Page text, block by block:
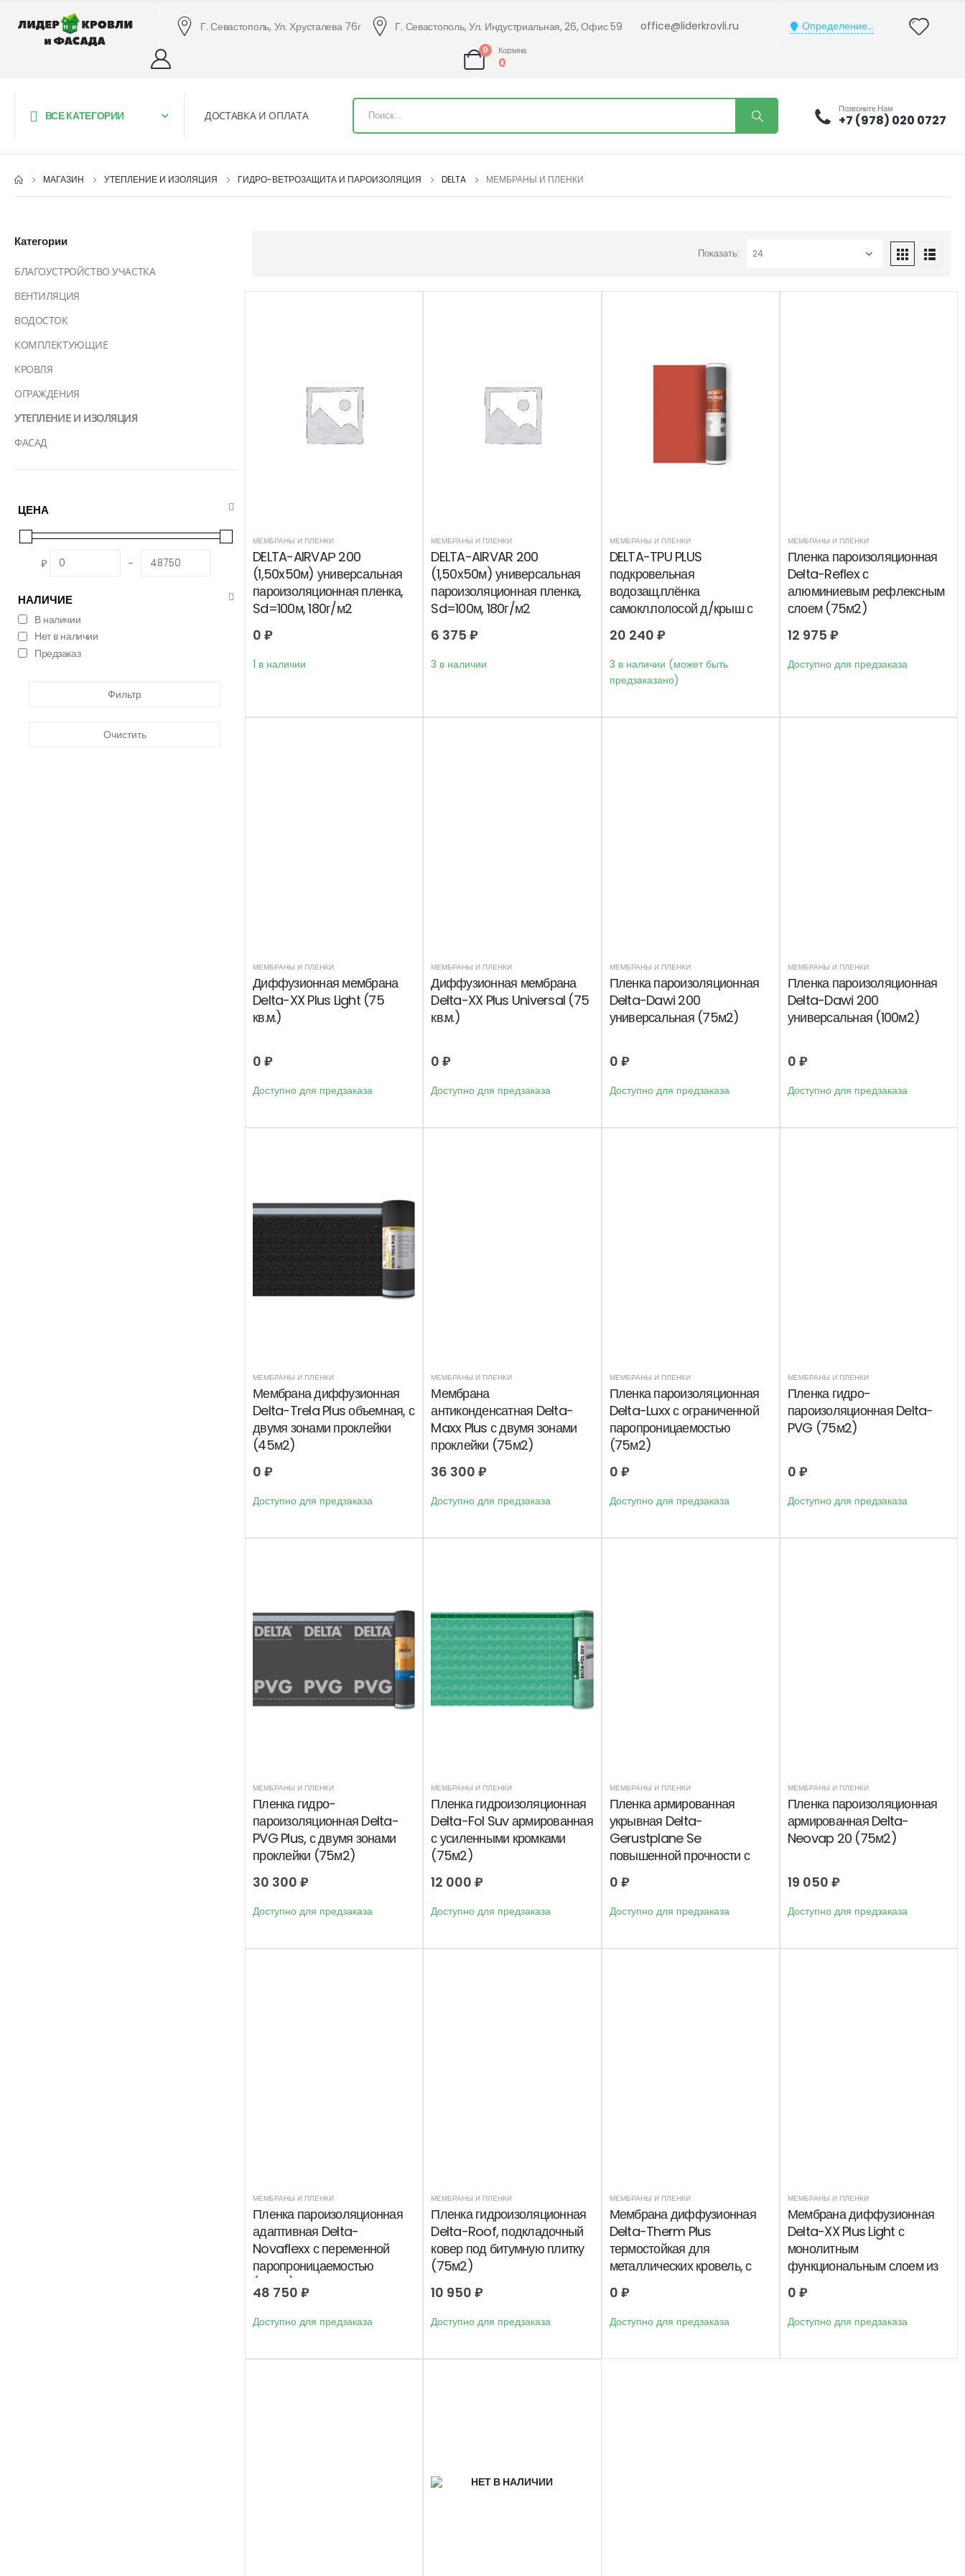
Г. Севастополь, Ул. Хрусталева 76г Г. Севастополь, Ул. Индустриальная, 26, Офис 59 office@liderkrovli.ru Определение...
0 Корзина
0
ВСЕ КАТЕГОРИИ ДОСТАВКА И ОПЛАТА
Позвоните Нам
+7 (978) 020 0727
МАГАЗИН УТЕПЛЕНИЕ И ИЗОЛЯЦИЯ ГИДРО-ВЕТРОЗАЩИТА И ПАРОИЗОЛЯЦИЯ DELTA МЕМБРАНЫ И ПЛЕНКИ
Показать:
МЕМБРАНЫ И ПЛЕНКИ
DELTA-AIRVAР 200
(1,50x50м) универсальная
пароизоляционная пленка,
Sd=100м, 180г/м2
0 ₽
1 в наличии
МЕМБРАНЫ И ПЛЕНКИ
DELTA-AIRVAR 200
(1,50x50м) универсальная
пароизоляционная пленка,
Sd=100м, 180г/м2
6 375₽
3 в наличии
МЕМБРАНЫ И ПЛЕНКИ
DELTA-TPU PLUS
подкровельная
водозащ.плёнка
самокл.полосой д/крыш с
однослойной вент.без
спл.настила
20 240 ₽
3 в наличии (может быть
предзаказано)
МЕМБРАНЫ И ПЛЕНКИ
Пленка пароизоляционная
Delta-Reflex с
алюминиевым рефлексным
слоем (75м2)
12 975 ₽
Доступно для предзаказа
МЕМБРАНЫ И ПЛЕНКИ
Диффузионная мембрана
Delta-XX Plus Light (75
кв.м.)
0 ₽
Доступно для предзаказа
МЕМБРАНЫ И ПЛЕНКИ
Диффузионная мембрана
Delta-XX Plus Universal (75
кв.м.)
0₽
Доступно для предзаказа
МЕМБРАНЫ И ПЛЕНКИ
Пленка пароизоляционная
Delta-Dawi 200
универсальная (75м2)
0 ₽
Доступно для предзаказа
МЕМБРАНЫ И ПЛЕНКИ
Пленка пароизоляционная
Delta-Dawi 200
универсальная (100м2)
0 ₽
Доступно для предзаказа
МЕМБРАНЫ И ПЛЕНКИ
Мембрана диффузионная
Delta-Trela Plus объемная, с
двумя зонами проклейки
(45м2)
0 ₽
Доступно для предзаказа
МЕМБРАНЫ И ПЛЕНКИ
Мембрана
антиконденсатная Delta-
Maxx Plus с двумя зонами
проклейки (75м2)
36 300₽
Доступно для предзаказа
МЕМБРАНЫ И ПЛЕНКИ
Пленка пароизоляционная
Delta-Luxx с ограниченной
паропроницаемостью
(75м2)
0 ₽
Доступно для предзаказа
МЕМБРАНЫ И ПЛЕНКИ
Пленка гидро-
пароизоляционная Delta-
PVG (75м2)
0 ₽
Доступно для предзаказа
МЕМБРАНЫ И ПЛЕНКИ
Пленка гидро-
пароизоляционная Delta-
PVG Plus, с двумя зонами
проклейки (75м2)
30 300 ₽
Доступно для предзаказа
МЕМБРАНЫ И ПЛЕНКИ
Пленка гидроизоляционная
Delta-Fol Suv армированная
с усиленными кромками
(75м2)
12 000₽
Доступно для предзаказа
МЕМБРАНЫ И ПЛЕНКИ
Пленка армированная
укрывная Delta-
Gerustplane Se
повышенной прочности с
усиленными кромками
(65м2)
0 ₽
Доступно для предзаказа
МЕМБРАНЫ И ПЛЕНКИ
Пленка пароизоляционная
армированная Delta-
Neovap 20 (75м2)
19 050 ₽
Доступно для предзаказа
МЕМБРАНЫ И ПЛЕНКИ
Пленка пароизоляционная
адаптивная Delta-
Novaflexx с переменной
паропроницаемостью
(75м2)
48 750 ₽
Доступно для предзаказа
МЕМБРАНЫ И ПЛЕНКИ
Пленка гидроизоляционная
Delta-Roof, подкладочный
ковер под битумную плитку
(75м2)
10 950₽
Доступно для предзаказа
МЕМБРАНЫ И ПЛЕНКИ
Мембрана диффузионная
Delta-Therm Plus
термостойкая для
металлических кровель, с
двумя зонами прокле
0 ₽
Доступно для предзаказа
МЕМБРАНЫ И ПЛЕНКИ
Мембрана диффузионная
Delta-XX Plus Light с
монолитным
функциональным слоем из
TPU и двумя зонами пр
0 ₽
Доступно для предзаказа
НЕТ В НАЛИЧИИ
Категории
БЛАГОУСТРОЙСТВО УЧАСТКА
ВЕНТИЛЯЦИЯ
ВОДОСТОК
КОМПЛЕКТУЮЩИЕ
КРОВЛЯ
ОГРАЖДЕНИЯ
УТЕПЛЕНИЕ И ИЗОЛЯЦИЯ
ФАСАД
ЦЕНА
₽ -
НАЛИЧИЕ
В наличии
Нет в наличии
Предзаказ
Фильтр
Очистить